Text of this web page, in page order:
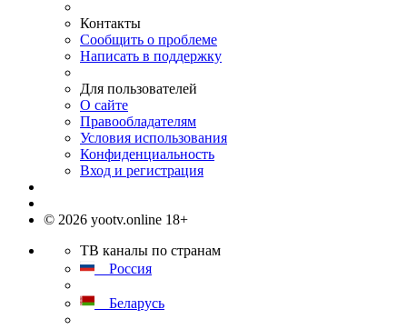
Контакты
Сообщить о проблеме
Написать в поддержку
Для пользователей
О сайте
Правообладателям
Условия использования
Конфиденциальность
Вход и регистрация
© 2026 yootv.online 18+
ТВ каналы по странам
Россия
Беларусь